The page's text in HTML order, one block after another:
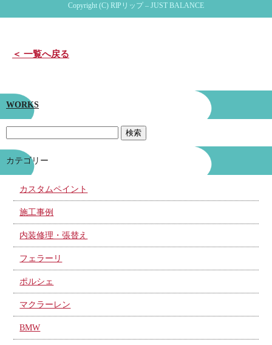
Copyright (C) RIPリップ – JUST BALANCE
＜ 一覧へ戻る
WORKS
カテゴリー
カスタムペイント
施工事例
内装修理・張替え
フェラーリ
ポルシェ
マクラーレン
BMW